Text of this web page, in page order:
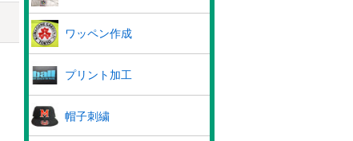
ワッペン作成
プリント加工
帽子刺繍